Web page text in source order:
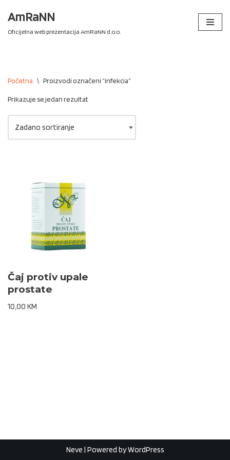
Skip
AmRaNN
Oficijelna web prezentacija AmRaNN d.o.o.
Početna \ Proizvodi označeni “infekcia”
Prikazuje se jedan rezultat
Čaj protiv upale
prostate
10,00 KM
Neve | Powered byWordPress